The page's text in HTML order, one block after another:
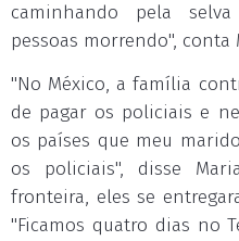
caminhando pela
pessoas morrendo", conta
"No México, a família
de pagar os policiais e
os países que meu
os policiais", disse
fronteira, eles se
"Ficamos quatro dias no